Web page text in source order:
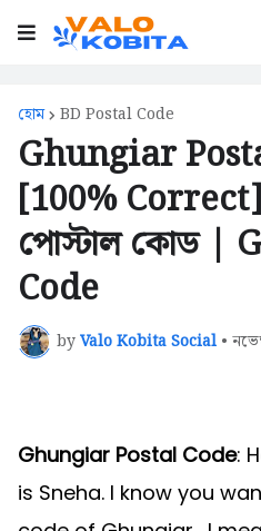
হোম BD Postal Code
Ghungiar
[100%
পোস্টাল কোড |
Code
byValo Kobita Social •
Ghungiar Postal Code:
is Sneha. I know you